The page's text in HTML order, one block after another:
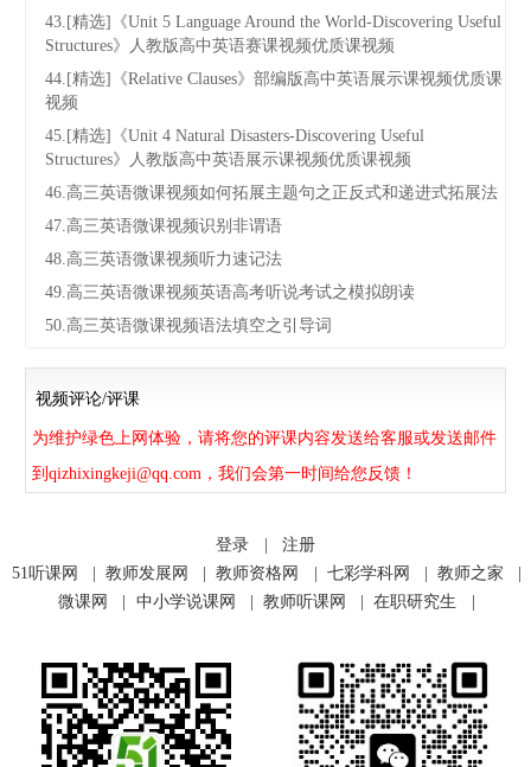
43.[精选]《Unit 5 Language Around the World-Discovering Useful
Structures》人教版高中英语赛课视频优质课视频
44.[精选]《Relative Clauses》部编版高中英语展示课视频优质课
视频
45.[精选]《Unit 4 Natural Disasters-Discovering Useful
Structures》人教版高中英语展示课视频优质课视频
46.高三英语微课视频如何拓展主题句之正反式和递进式拓展法
47.高三英语微课视频识别非谓语
48.高三英语微课视频听力速记法
49.高三英语微课视频英语高考听说考试之模拟朗读
50.高三英语微课视频语法填空之引导词
视频评论/评课
为维护绿色上网体验，请将您的评课内容发送给客服或发送邮件
到qizhixingkeji@qq.com，我们会第一时间给您反馈！
登录 |
注册
51听课网
| 教师发展网 | 教师资格网 | 七彩学科网 | 教师之家
|
微课网
| 中小学说课网 | 教师听课网 | 在职研究生 |